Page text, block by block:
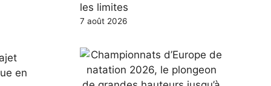
en
les limites
7 août 2026